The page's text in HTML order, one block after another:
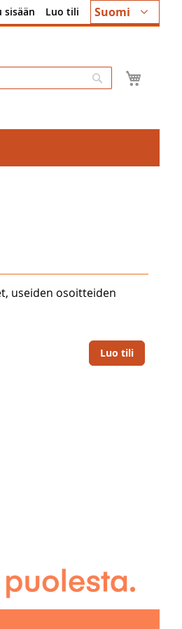
Kieli
Suomi
sisään Luo tili
Hae
useiden osoitteiden
Luo tili